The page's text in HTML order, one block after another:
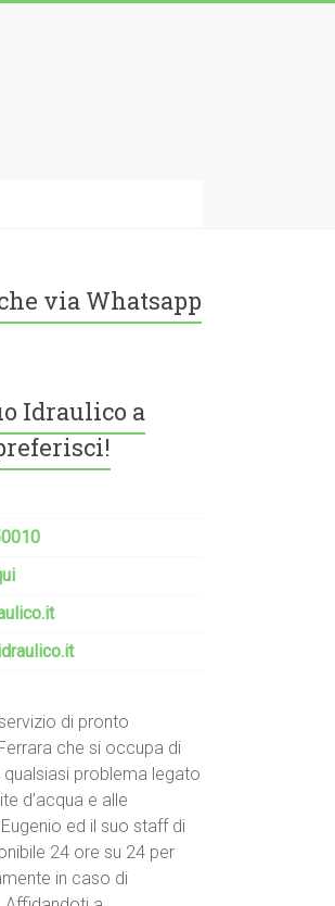
via Whatsapp
Idraulico a
di pronto
che si occupa di
problema legato
d’acqua e alle
ed il suo staff di
24 ore su 24 per
in caso di